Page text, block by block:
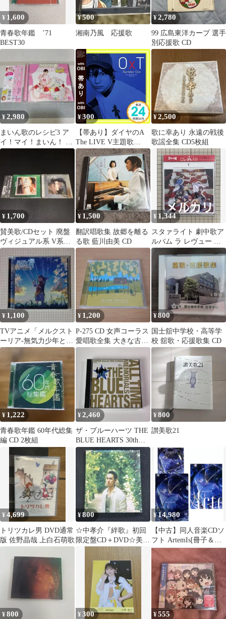
¥ 1,600
青春歌年鑑 ’71
BEST30
¥500
湘南乃風 応援歌
¥2,780
99 広島東洋カープ 選手
別応援歌 CD
¥2,980
まいん歌のレシピ3 ア
イ！マイ！まいん！ 福
原遥
¥300
【帯あり】ダイヤのA
The LIVE V主題歌
Number One [CD]
OxT_07
¥2,500
歌に幸あり 永遠の戦後
歌謡全集 CD5枚組
¥ 1,700
賛美歌/CDセット 廃盤
ヴィジュアル系 V系
yabuki
¥ 1,500
翻訳唱歌集 故郷を離る
る歌 藍川由美 CD
¥1,344
スタァライト 劇中歌ア
ルバム ラ レヴュー ド
マチネ
¥ 1,100
TVアニメ「メルクスト
ーリア-無気力少年と瓶
の中の少女-」主題歌
¥ 1,200
P-275 CD 女声コーラス
愛唱歌全集 大きな古時
計~世界のうた2
¥800
国士舘中学校・高等学
校 舘歌・応援歌集 CD
¥ 1,222
青春歌年鑑 60年代総集
編 CD 2枚組
¥2,460
ザ・ブルーハーツ THE
BLUE HEARTS 30th
ANNIVERSARY ALL
TIME MEMORIALS ～
SUPER SELECTED
SONGS～(B) 人にやさ
しく/リンダ リンダ/終
わらない歌、他 (T26)
MECR3034 [G8]
¥800
讃美歌21
¥4,699
トリツカレ男 DVD通常
版 佐野晶哉 上白石萌歌
¥800
☆中孝介『絆歌』初回
限定盤CD＋DVD☆美品
☆アルバム☆
¥14,980
【中古】同人音楽CDソ
フト ArtemIs[冊子＆ク
リアファイル付] /
7uta.com
¥800 ¥300 ¥555